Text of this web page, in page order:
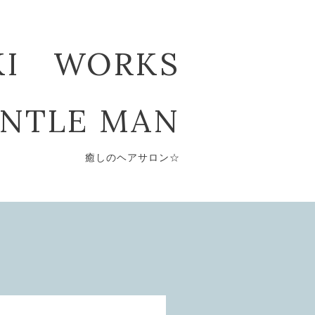
WORKS
MAN
癒しのヘアサロン☆